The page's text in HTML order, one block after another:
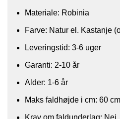
Materiale: Robinia
Farve: Natur el. Kastanje
Leveringstid: 3-6 uger
Garanti: 2-10 år
Alder: 1-6 år
​Maks faldhøjde i cm: 60
Krav om faldunderlag: Nej